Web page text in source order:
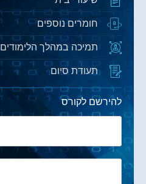
חומרים נוספים
תמיכה במהלך הלימודים
תעודת סיום
להירשם לקורס